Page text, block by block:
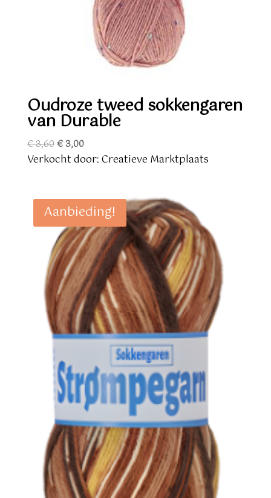
Oudroze tweed sokkengaren
van Durable
€3,60Oorspronkelijke
prijs
€3,00Huidige
prijs
Verkocht door: Creatieve Marktplaats
Aanbieding!